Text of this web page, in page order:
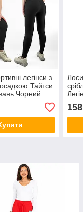
легінси з
Тайтси
Чорний
158